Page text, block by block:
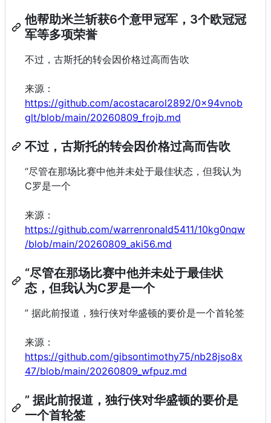
他帮助米兰斩获6个意甲冠军，3个欧冠冠
军等多项荣誉
不过，古斯托的转会因价格过高而告吹
来源：
https://github.com/acostacarol2892/0x94vnob
glt/blob/main/20260809_frojb.md
不过，古斯托的转会因价格过高而告吹
“尽管在那场比赛中他并未处于最佳状态，但我认为
C罗是一个
来源：
https://github.com/warrenronald5411/10kg0nqw
/blob/main/20260809_aki56.md
“尽管在那场比赛中他并未处于最佳状
态，但我认为C罗是一个
” 据此前报道，独行侠对华盛顿的要价是一个首轮签
来源：
https://github.com/gibsontimothy75/nb28jso8x
47/blob/main/20260809_wfpuz.md
” 据此前报道，独行侠对华盛顿的要价是
一个首轮签